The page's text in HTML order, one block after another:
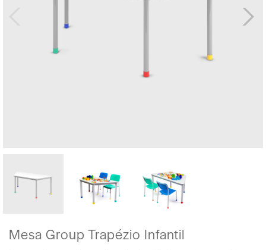
Mesa Group Trapézio Infantil